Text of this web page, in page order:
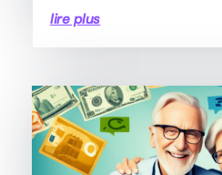
lire plus